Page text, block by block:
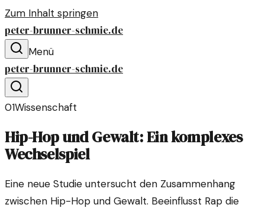
Zum Inhalt springen
peter-brunner-schmie.de
Menü
peter-brunner-schmie.de
01Wissenschaft
Hip-Hop und Gewalt: Ein komplexes
Wechselspiel
Eine neue Studie untersucht den Zusammenhang
zwischen Hip-Hop und Gewalt. Beeinflusst Rap die